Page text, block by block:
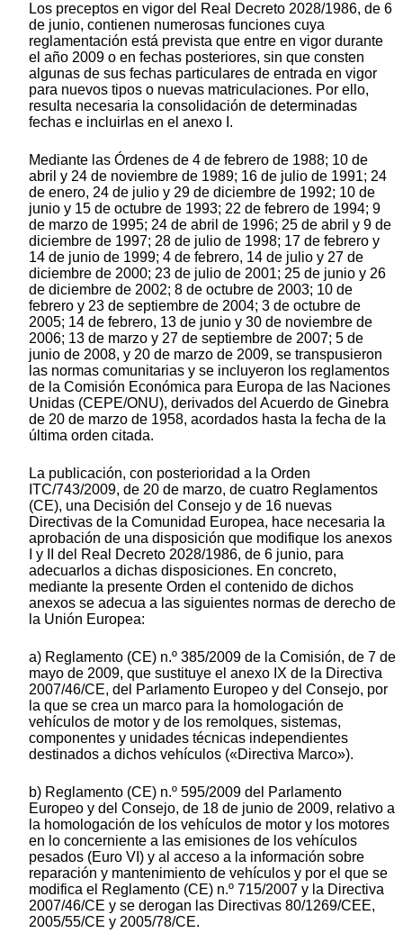
Los preceptos en vigor del Real Decreto 2028/1986, de 6
de junio, contienen numerosas funciones cuya
reglamentación está prevista que entre en vigor durante
el año 2009 o en fechas posteriores, sin que consten
algunas de sus fechas particulares de entrada en vigor
para nuevos tipos o nuevas matriculaciones. Por ello,
resulta necesaria la consolidación de determinadas
fechas e incluirlas en el anexo I.
Mediante las Órdenes de 4 de febrero de 1988; 10 de
abril y 24 de noviembre de 1989; 16 de julio de 1991; 24
de enero, 24 de julio y 29 de diciembre de 1992; 10 de
junio y 15 de octubre de 1993; 22 de febrero de 1994; 9
de marzo de 1995; 24 de abril de 1996; 25 de abril y 9 de
diciembre de 1997; 28 de julio de 1998; 17 de febrero y
14 de junio de 1999; 4 de febrero, 14 de julio y 27 de
diciembre de 2000; 23 de julio de 2001; 25 de junio y 26
de diciembre de 2002; 8 de octubre de 2003; 10 de
febrero y 23 de septiembre de 2004; 3 de octubre de
2005; 14 de febrero, 13 de junio y 30 de noviembre de
2006; 13 de marzo y 27 de septiembre de 2007; 5 de
junio de 2008, y 20 de marzo de 2009, se transpusieron
las normas comunitarias y se incluyeron los reglamentos
de la Comisión Económica para Europa de las Naciones
Unidas (CEPE/ONU), derivados del Acuerdo de Ginebra
de 20 de marzo de 1958, acordados hasta la fecha de la
última orden citada.
La publicación, con posterioridad a la Orden
ITC/743/2009, de 20 de marzo, de cuatro Reglamentos
(CE), una Decisión del Consejo y de 16 nuevas
Directivas de la Comunidad Europea, hace necesaria la
aprobación de una disposición que modifique los anexos
I y II del Real Decreto 2028/1986, de 6 junio, para
adecuarlos a dichas disposiciones. En concreto,
mediante la presente Orden el contenido de dichos
anexos se adecua a las siguientes normas de derecho de
la Unión Europea:
a) Reglamento (CE) n.º 385/2009 de la Comisión, de 7 de
mayo de 2009, que sustituye el anexo IX de la Directiva
2007/46/CE, del Parlamento Europeo y del Consejo, por
la que se crea un marco para la homologación de
vehículos de motor y de los remolques, sistemas,
componentes y unidades técnicas independientes
destinados a dichos vehículos («Directiva Marco»).
b) Reglamento (CE) n.º 595/2009 del Parlamento
Europeo y del Consejo, de 18 de junio de 2009, relativo a
la homologación de los vehículos de motor y los motores
en lo concerniente a las emisiones de los vehículos
pesados (Euro VI) y al acceso a la información sobre
reparación y mantenimiento de vehículos y por el que se
modifica el Reglamento (CE) n.º 715/2007 y la Directiva
2007/46/CE y se derogan las Directivas 80/1269/CEE,
2005/55/CE y 2005/78/CE.